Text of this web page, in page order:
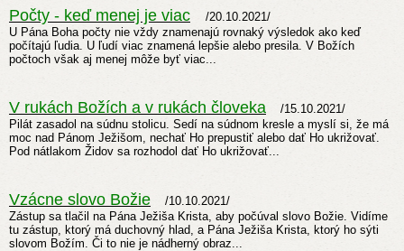
Počty - keď menej je viac /20.10.2021/
U Pána Boha počty nie vždy znamenajú rovnaký výsledok ako keď
počítajú ľudia. U ľudí viac znamená lepšie alebo presila. V Božích
počtoch však aj menej môže byť viac...
V rukách Božích a v rukách človeka /15.10.2021/
Pilát zasadol na súdnu stolicu. Sedí na súdnom kresle a myslí si, že má
moc nad Pánom Ježišom, nechať Ho prepustiť alebo dať Ho ukrižovať.
Pod nátlakom Židov sa rozhodol dať Ho ukrižovať...
Vzácne slovo Božie /10.10.2021/
Zástup sa tlačil na Pána Ježiša Krista, aby počúval slovo Božie. Vidíme
tu zástup, ktorý má duchovný hlad, a Pána Ježiša Krista, ktorý ho sýti
slovom Božím. Či to nie je nádherný obraz...